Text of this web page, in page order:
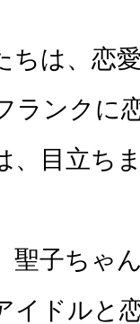
ちは、恋
ランクに
、目立ち
聖子ちゃ
イドルと